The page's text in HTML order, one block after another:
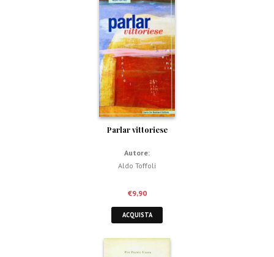
Parlar vittoriese
Autore:
Aldo Toffoli
€9,90
ACQUISTA